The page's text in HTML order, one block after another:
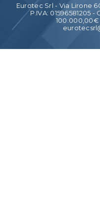
Eurotec Srl - Via Lirone
P.IVA: 01596581205 -
100.000,00€